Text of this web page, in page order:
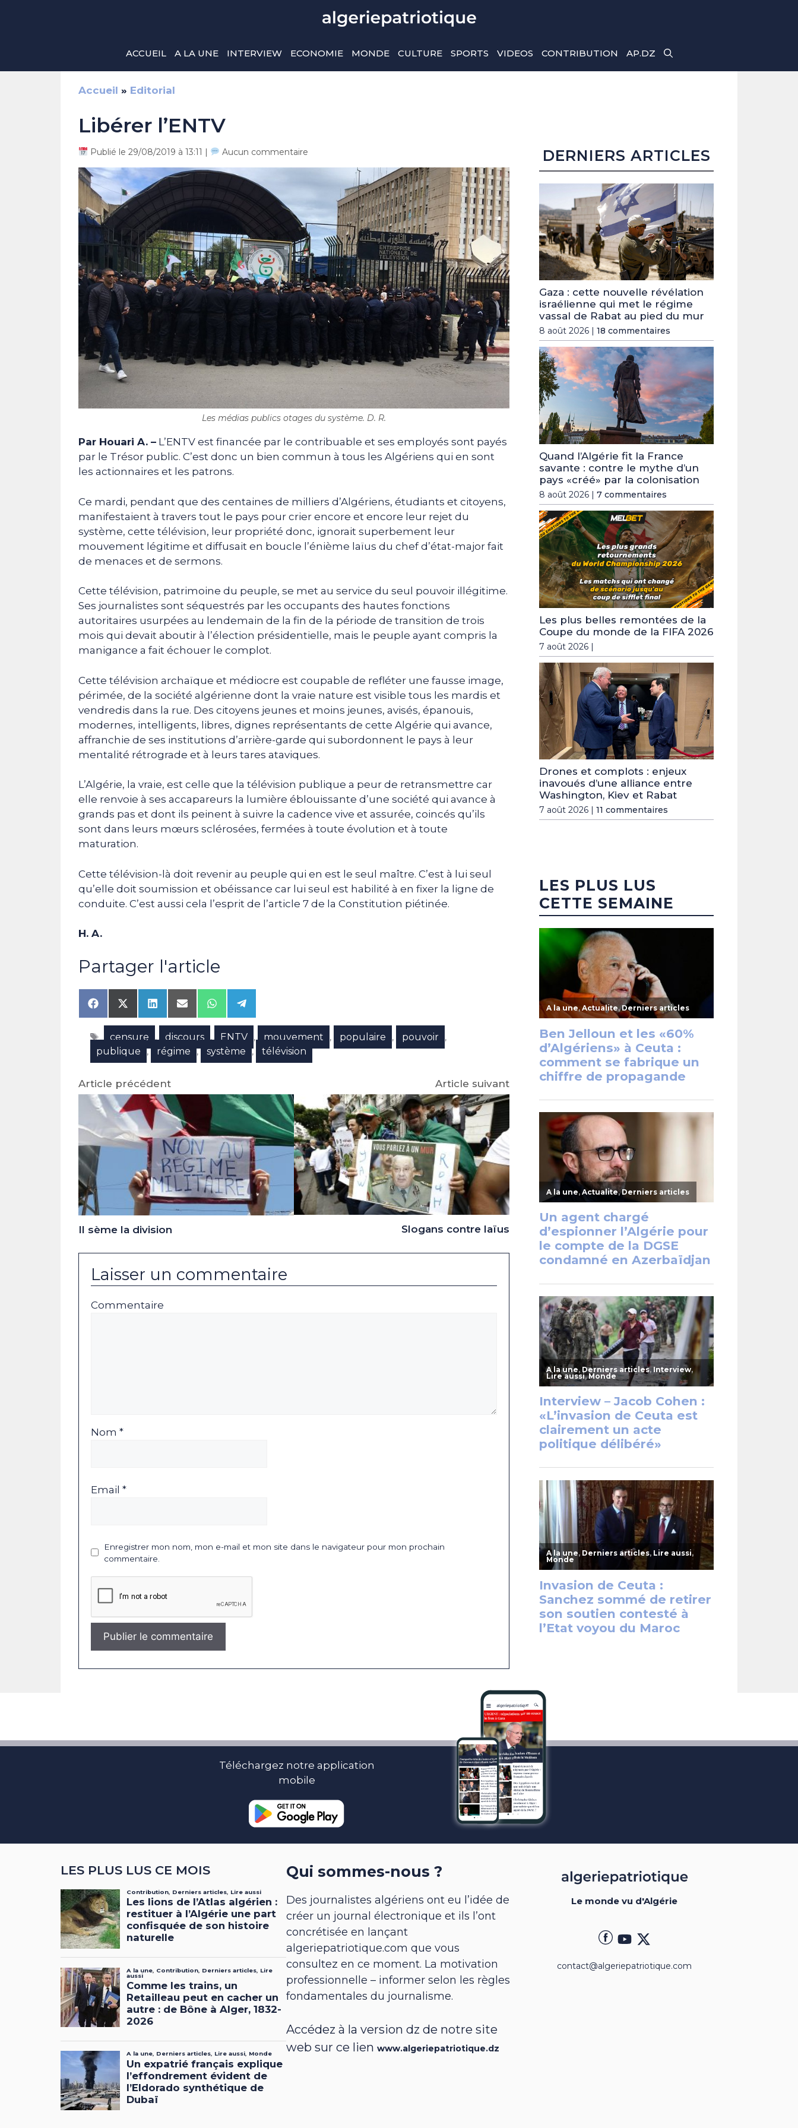
ACCUEIL A LA UNE INTERVIEW ECONOMIE MONDE CULTURE SPORTS VIDEOS CONTRIBUTION AP.DZ
Accueil » Editorial
Libérer l’ENTV
Publié le 29/08/2019 à 13:11 | Aucun commentaire
Les médias publics otages du système. D. R.
Par Houari A. – L’ENTV est financée par le contribuable et ses employés sont payés
par le Trésor public. C’est donc un bien commun à tous les Algériens qui en sont
les actionnaires et les patrons.
Ce mardi, pendant que des centaines de milliers d’Algériens, étudiants et citoyens,
manifestaient à travers tout le pays pour crier encore et encore leur rejet du
système, cette télévision, leur propriété donc, ignorait superbement leur
mouvement légitime et diffusait en boucle l’énième laïus du chef d’état-major fait
de menaces et de sermons.
Cette télévision, patrimoine du peuple, se met au service du seul pouvoir illégitime.
Ses journalistes sont séquestrés par les occupants des hautes fonctions
autoritaires usurpées au lendemain de la fin de la période de transition de trois
mois qui devait aboutir à l’élection présidentielle, mais le peuple ayant compris la
manigance a fait échouer le complot.
Cette télévision archaïque et médiocre est coupable de refléter une fausse image,
périmée, de la société algérienne dont la vraie nature est visible tous les mardis et
vendredis dans la rue. Des citoyens jeunes et moins jeunes, avisés, épanouis,
modernes, intelligents, libres, dignes représentants de cette Algérie qui avance,
affranchie de ses institutions d’arrière-garde qui subordonnent le pays à leur
mentalité rétrograde et à leurs tares ataviques.
L’Algérie, la vraie, est celle que la télévision publique a peur de retransmettre car
elle renvoie à ses accapareurs la lumière éblouissante d’une société qui avance à
grands pas et dont ils peinent à suivre la cadence vive et assurée, coincés qu’ils
sont dans leurs mœurs sclérosées, fermées à toute évolution et à toute
maturation.
Cette télévision-là doit revenir au peuple qui en est le seul maître. C’est à lui seul
qu’elle doit soumission et obéissance car lui seul est habilité à en fixer la ligne de
conduite. C’est aussi cela l’esprit de l’article 7 de la Constitution piétinée.
H. A.
Partager l'article
Share
on
Facebook
Share
on
X
(Twitter)
Share
on
LinkedIn
Share
on
Email
Share
on
WhatsApp
Share
on
Telegram
Étiquettes
censure , discours , ENTV , mouvement , populaire , pouvoir ,
publique , régime , système , télévision
Article précédent
Il sème la division
Article suivant
Slogans contre laïus
Laisser un commentaire
Commentaire
Nom *
Email *
Enregistrer mon nom, mon e-mail et mon site dans le navigateur pour mon prochain
commentaire.
DERNIERS ARTICLES
Gaza : cette nouvelle révélation
israélienne qui met le régime
vassal de Rabat au pied du mur
8 août 2026 | 18 commentaires
Quand l’Algérie fit la France
savante : contre le mythe d’un
pays «créé» par la colonisation
8 août 2026 | 7 commentaires
Les plus belles remontées de la
Coupe du monde de la FIFA 2026
7 août 2026 |
Drones et complots : enjeux
inavoués d’une alliance entre
Washington, Kiev et Rabat
7 août 2026 | 11 commentaires
LES PLUS LUS
CETTE SEMAINE
Téléchargez notre application
mobile
LES PLUS LUS CE MOIS Qui sommes-nous ?
Des journalistes algériens ont eu l’idée de
créer un journal électronique et ils l’ont
concrétisée en lançant
algeriepatriotique.com que vous
consultez en ce moment. La motivation
professionnelle – informer selon les règles
fondamentales du journalisme.
Accédez à la version dz de notre site
web sur ce lienwww.algeriepatriotique.dz
Le monde vu d'Algérie
contact@algeriepatriotique.com